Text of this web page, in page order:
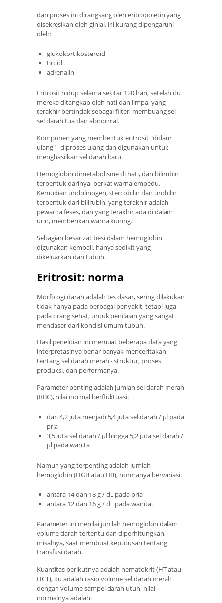
dan proses ini dirangsang oleh eritropoietin yang
disekresikan oleh ginjal, ini kurang dipengaruhi
oleh:
glukokortikosteroid
tiroid
adrenalin
Eritrosit hidup selama sekitar 120 hari, setelah itu
mereka ditangkap oleh hati dan limpa, yang
terakhir bertindak sebagai filter, membuang sel-
sel darah tua dan abnormal.
Komponen yang membentuk eritrosit "didaur
ulang" - diproses ulang dan digunakan untuk
menghasilkan sel darah baru.
Hemoglobin dimetabolisme di hati, dan bilirubin
terbentuk darinya, berkat warna empedu.
Kemudian urobilinogen, stercobilin dan urobilin
terbentuk dari bilirubin, yang terakhir adalah
pewarna feses, dan yang terakhir ada di dalam
urin, memberikan warna kuning.
Sebagian besar zat besi dalam hemoglobin
digunakan kembali, hanya sedikit yang
dikeluarkan dari tubuh.
Eritrosit: norma
Morfologi darah adalah tes dasar, sering dilakukan
tidak hanya pada berbagai penyakit, tetapi juga
pada orang sehat, untuk penilaian yang sangat
mendasar dari kondisi umum tubuh.
Hasil penelitian ini memuat beberapa data yang
interpretasinya benar banyak menceritakan
tentang sel darah merah - struktur, proses
produksi, dan performanya.
Parameter penting adalah jumlah sel darah merah
(RBC), nilai normal berfluktuasi:
dari 4,2 juta menjadi 5,4 juta sel darah / μl pada
pria
3,5 juta sel darah / μl hingga 5,2 juta sel darah /
μl pada wanita
Namun yang terpenting adalah jumlah
hemoglobin (HGB atau HB), normanya bervariasi:
antara 14 dan 18 g / dL pada pria
antara 12 dan 16 g / dL pada wanita.
Parameter ini menilai jumlah hemoglobin dalam
volume darah tertentu dan diperhitungkan,
misalnya, saat membuat keputusan tentang
transfusi darah.
Kuantitas berikutnya adalah hematokrit (HT atau
HCT), itu adalah rasio volume sel darah merah
dengan volume sampel darah utuh, nilai
normalnya adalah: